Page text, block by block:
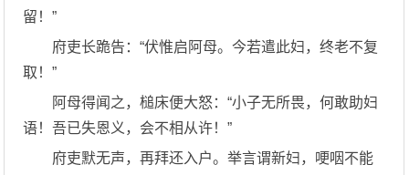
留！”
府吏长跪告：“伏惟启阿母。今若遣此妇，终老不复
取！”
阿母得闻之，槌床便大怒：“小子无所畏，何敢助妇
语！吾已失恩义，会不相从许！”
府吏默无声，再拜还入户。举言谓新妇，哽咽不能